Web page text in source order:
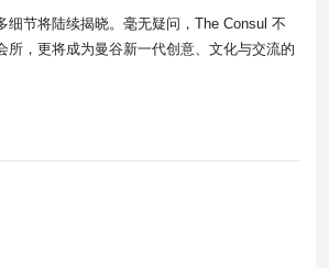
细节将陆续揭晓。毫无疑问，The Consul 不
所，更将成为曼谷新一代创意、文化与交流的